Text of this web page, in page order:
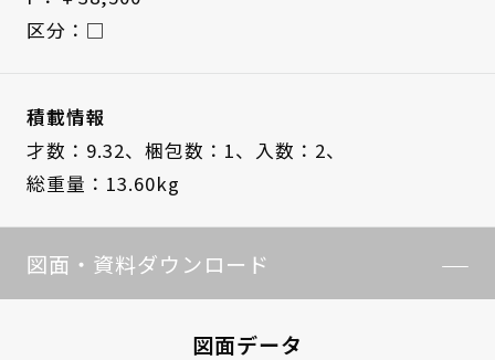
区分：□
積載情報
才数：9.32、 梱包数：1、 入数：2、
総重量：13.60kg
図面・資料ダウンロード
図面データ